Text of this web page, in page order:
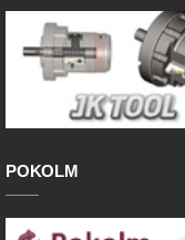
POKOLM